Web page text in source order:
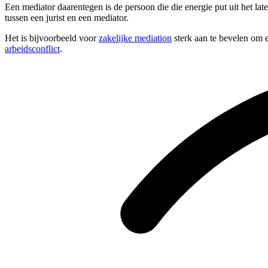
Een mediator daarentegen is de persoon die die energie put uit het
tussen een jurist en een mediator.
Het is bijvoorbeeld voorzakelijke mediation sterk aan te bevelen om
arbeidsconflict.